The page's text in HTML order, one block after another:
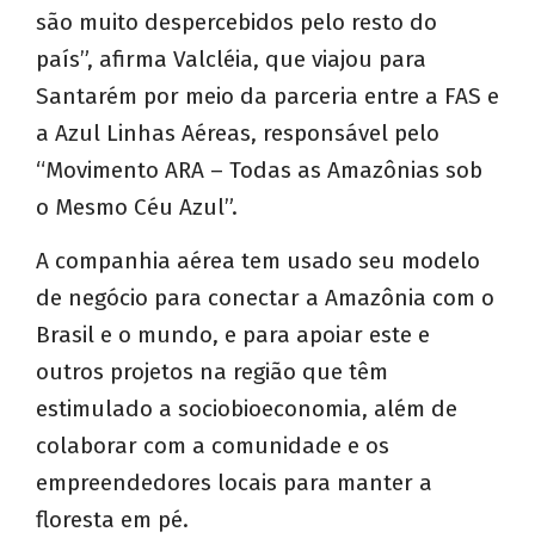
são muito despercebidos pelo resto do
país”, afirma Valcléia, que viajou para
Santarém por meio da parceria entre a FAS e
a Azul Linhas Aéreas, responsável pelo
“Movimento ARA – Todas as Amazônias sob
o Mesmo Céu Azul”.
A companhia aérea tem usado seu modelo
de negócio para conectar a Amazônia com o
Brasil e o mundo, e para apoiar este e
outros projetos na região que têm
estimulado a sociobioeconomia, além de
colaborar com a comunidade e os
empreendedores locais para manter a
floresta em pé.